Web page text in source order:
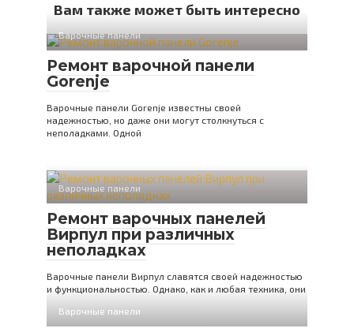
Вам также может быть интересно
Варочные панели
Ремонт варочной панели
Gorenje
Варочные панели Gorenje известны своей
надежностью, но даже они могут столкнуться с
неполадками. Одной
Варочные панели
Ремонт варочных панелей
Вирпул при различных
неполадках
Варочные панели Вирпул славятся своей надежностью
и функциональностью. Однако, как и любая техника, они
Варочные панели